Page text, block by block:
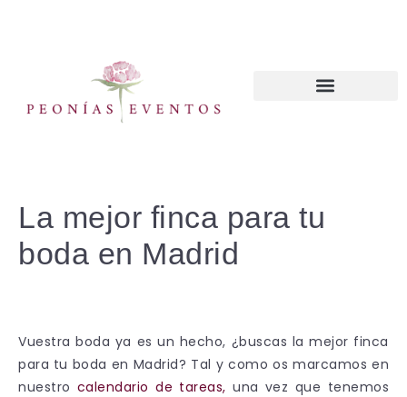
La mejor finca para tu
boda en Madrid
Vuestra boda ya es un hecho, ¿buscas la mejor finca
para tu boda en Madrid? Tal y como os marcamos en
nuestro calendario de tareas, una vez que tenemos